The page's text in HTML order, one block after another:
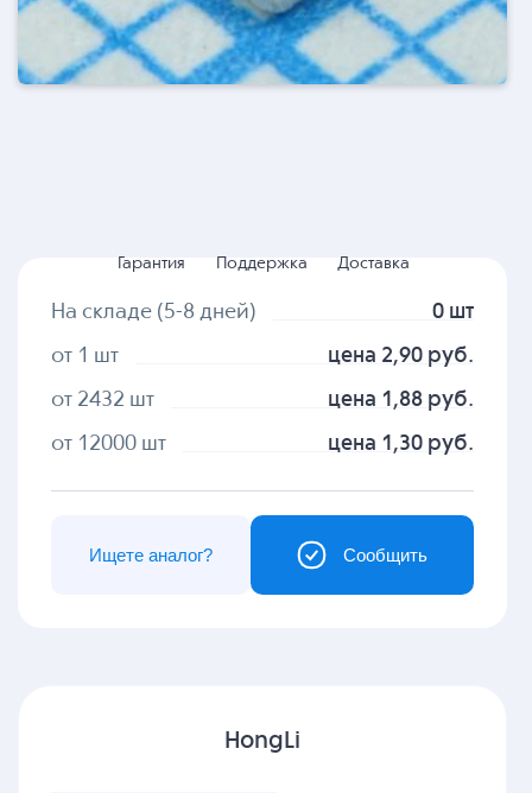
Гарантия Поддержка Доставка
На складе (5-8 дней) 0 шт
от 1 шт цена 2,90 руб.
от 2432 шт цена 1,88 руб.
от 12000 шт цена 1,30 руб.
Сообщить
Ищете аналог?
HongLi